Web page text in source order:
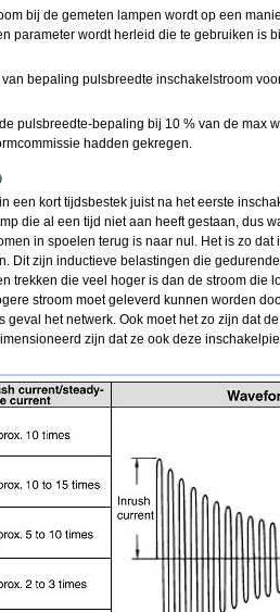
bij de gemeten lampen wordt op een
parameter wordt herleid die te gebruiken is
bepaling pulsbreedte inschakelstroom
pulsbreedte-bepaling bij 10 % van de max
hadden gekregen.
een kort tijdsbestek juist na het eerste
die al een tijd niet aan heeft gestaan, dus
in spoelen terug is naar nul. Het is zo
Dit zijn inductieve belastingen die
trekken die veel hoger is dan de stroom die
stroom moet geleverd kunnen worden
geval het netwerk. Ook moet het zo zijn dat
zijn dat ze ook deze